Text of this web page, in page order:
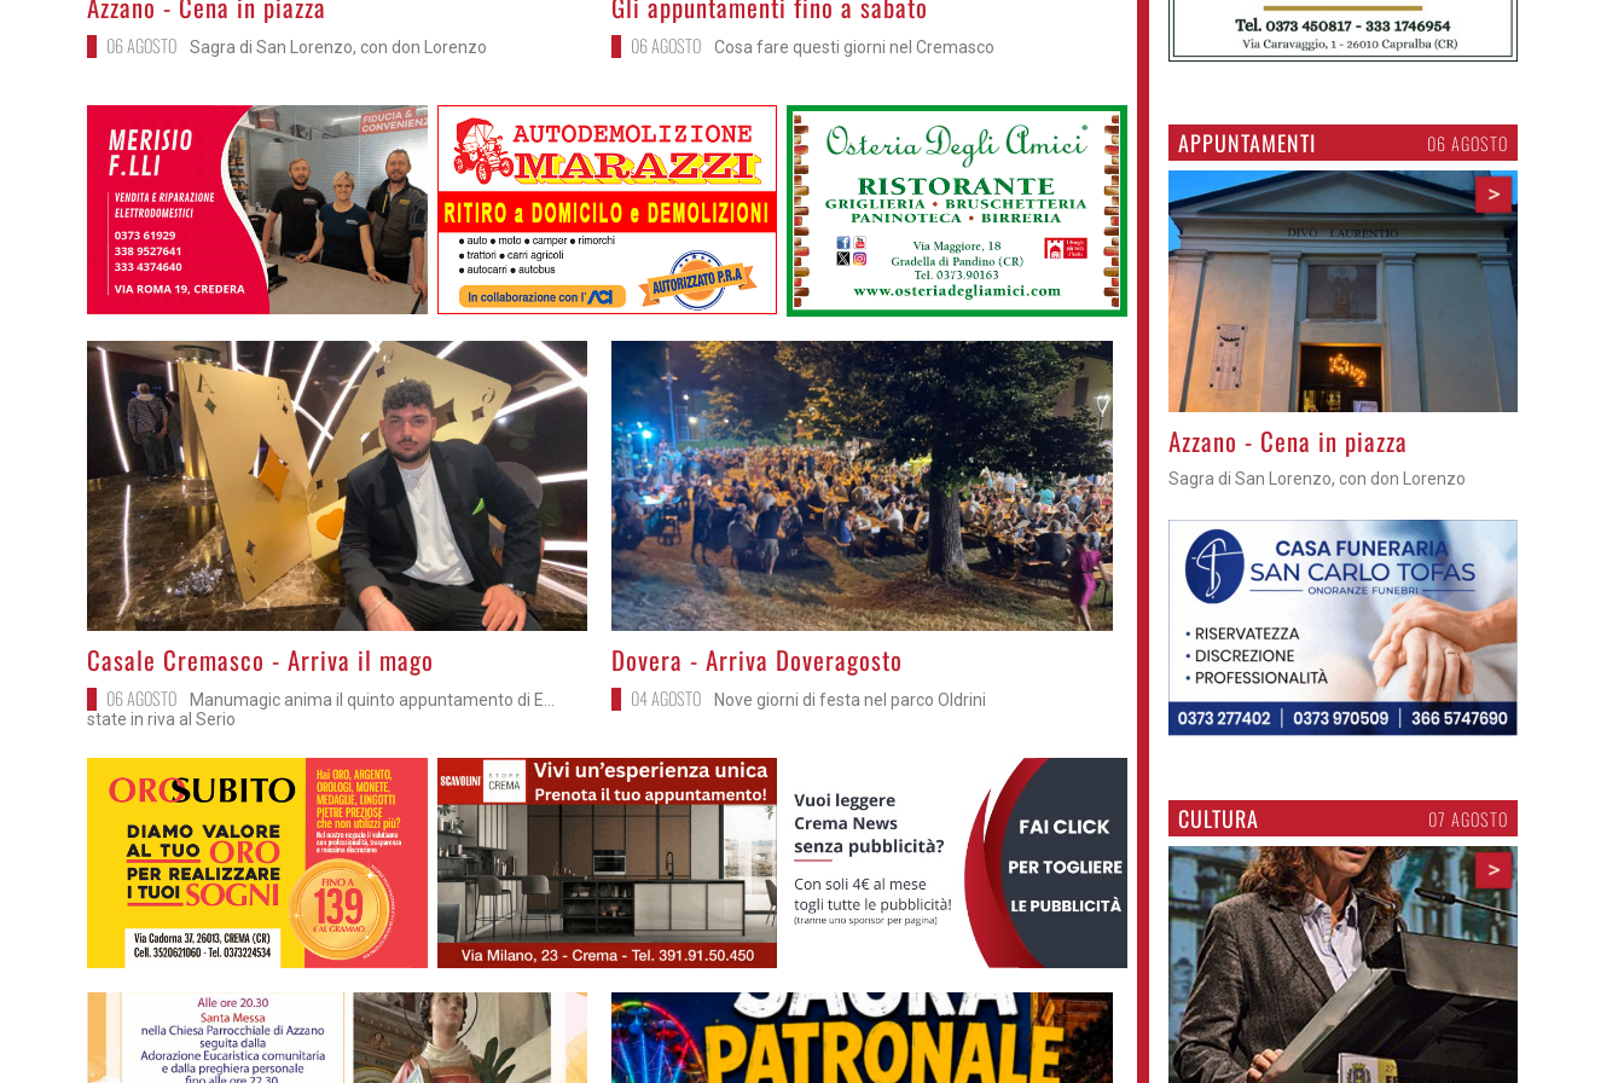
06 AGOSTO Sagra di San Lorenzo, con don Lorenzo 06 AGOSTO Cosa fare questi giorni nel Cremasco
>
Casale Cremasco - Arriva il mago
06 AGOSTO
Manumagic anima il quinto appuntamento di E...
state in riva al Serio
>
Dovera - Arriva Doveragosto
04 AGOSTO Nove giorni di festa nel parco Oldrini
APPUNTAMENTI 06 AGOSTO
>
Gli appuntamenti fino a sabato
Cosa fare questi giorni nel Cremasco
CULTURA 07 AGOSTO
>